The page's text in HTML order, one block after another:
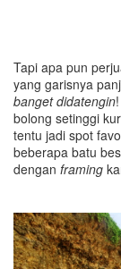
Tapi apa pun
yang garisnya
banget didatengin
bolong setinggi
tentu jadi spot
beberapa batu
dengan framing